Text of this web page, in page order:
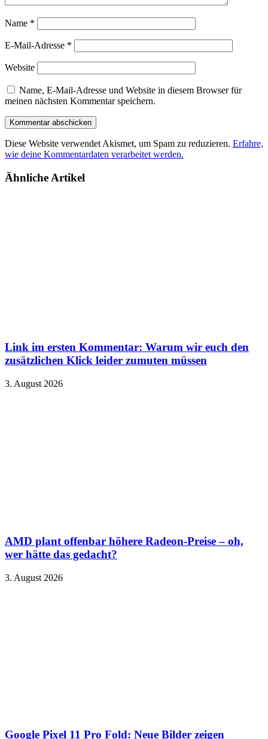
Name *
E-Mail-Adresse *
Website
Name, E-Mail-Adresse und Website in diesem Browser für
meinen nächsten Kommentar speichern.
Diese Website verwendet Akismet, um Spam zu reduzieren. Erfahre,
wie deine Kommentardaten verarbeitet werden.
Ähnliche Artikel
Link im ersten Kommentar: Warum wir euch den
zusätzlichen Klick leider zumuten müssen
3. August 2026
AMD plant offenbar höhere Radeon-Preise – oh,
wer hätte das gedacht?
3. August 2026
Google Pixel 11 Pro Fold: Neue Bilder zeigen